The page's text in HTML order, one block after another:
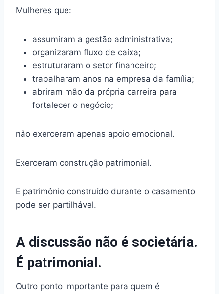
Mulheres que:
assumiram a gestão administrativa;
organizaram fluxo de caixa;
estruturaram o setor financeiro;
trabalharam anos na empresa da família;
abriram mão da própria carreira para
fortalecer o negócio;
não exerceram apenas apoio emocional.
Exerceram construção patrimonial.
E patrimônio construído durante o casamento
pode ser partilhável.
A discussão não é societária.
É patrimonial.
Outro ponto importante para quem é